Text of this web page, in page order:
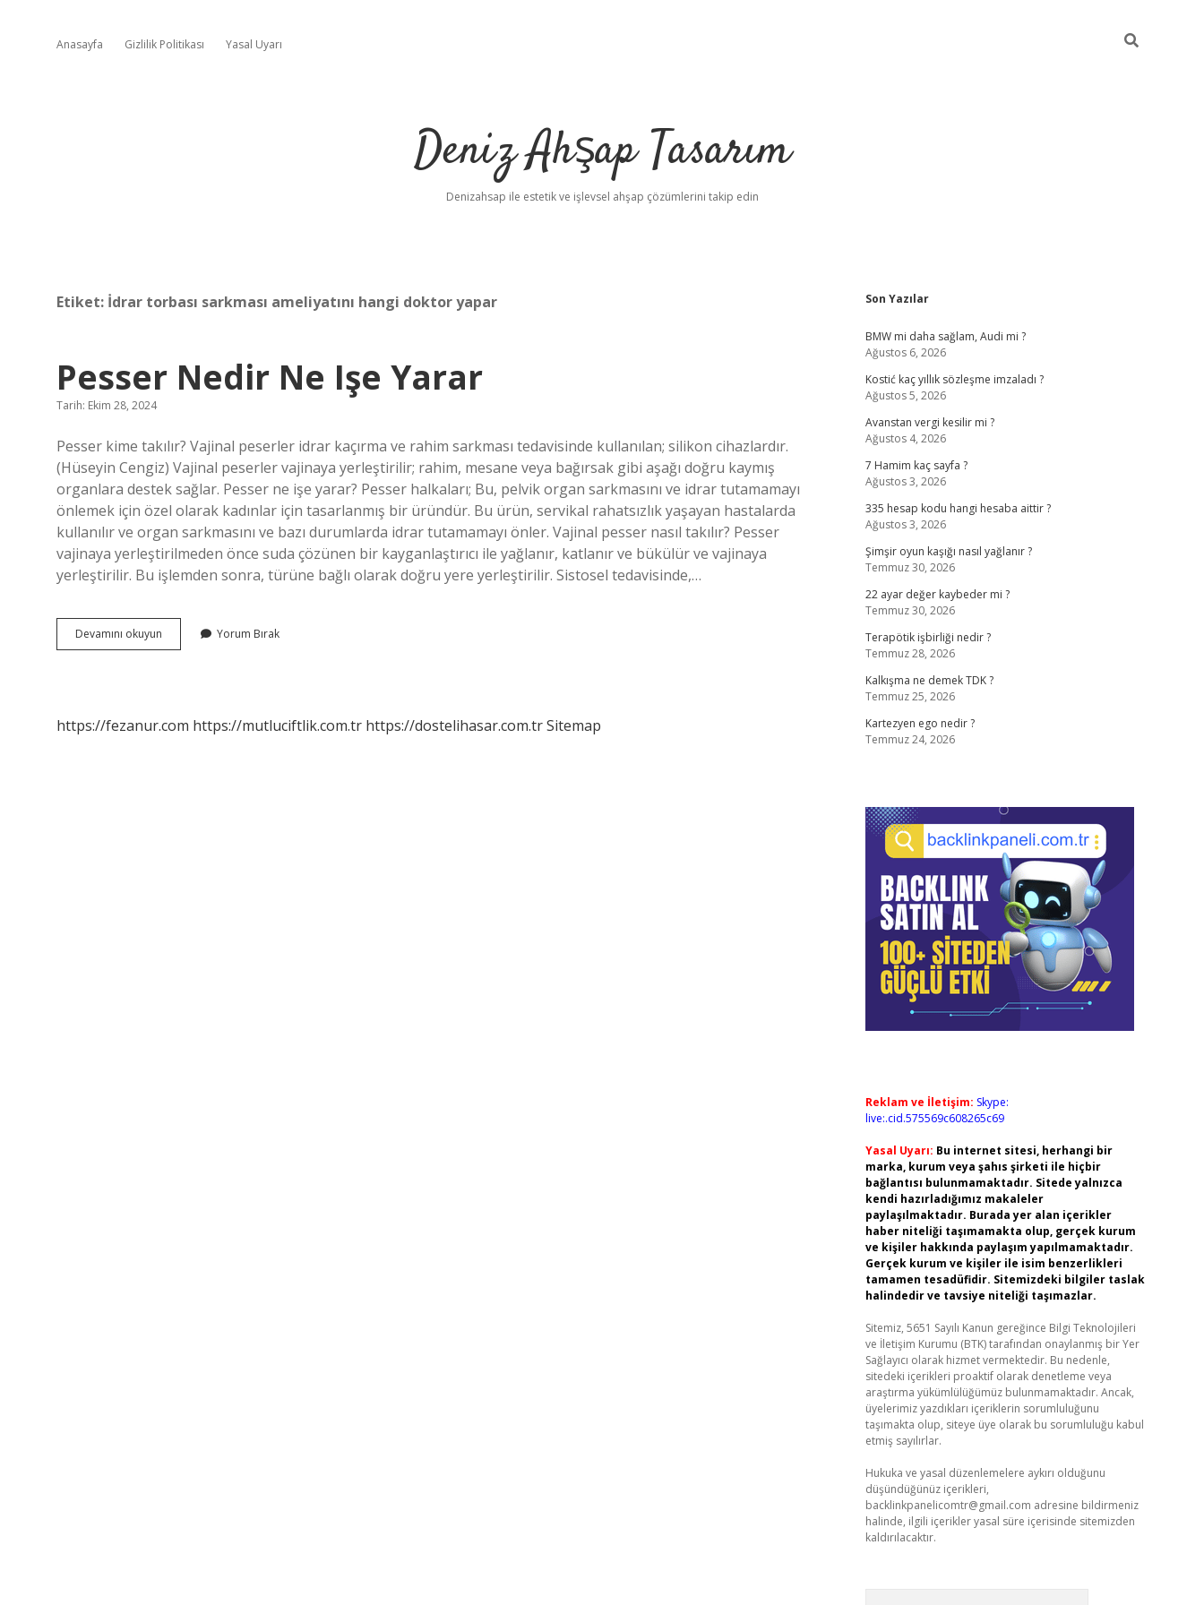
Anasayfa Gizlilik Politikası Yasal Uyarı
Deniz Ahşap Tasarım
Denizahsap ile estetik ve işlevsel ahşap çözümlerini takip edin
Etiket: İdrar torbası sarkması ameliyatını hangi doktor yapar
Pesser Nedir Ne Işe Yarar
Tarih: Ekim 28, 2024
Pesser kime takılır? Vajinal peserler idrar kaçırma ve rahim sarkması tedavisinde kullanılan; silikon cihazlardır.
(Hüseyin Cengiz) Vajinal peserler vajinaya yerleştirilir; rahim, mesane veya bağırsak gibi aşağı doğru kaymış
organlara destek sağlar. Pesser ne işe yarar? Pesser halkaları; Bu, pelvik organ sarkmasını ve idrar tutamamayı
önlemek için özel olarak kadınlar için tasarlanmış bir üründür. Bu ürün, servikal rahatsızlık yaşayan hastalarda
kullanılır ve organ sarkmasını ve bazı durumlarda idrar tutamamayı önler. Vajinal pesser nasıl takılır? Pesser
vajinaya yerleştirilmeden önce suda çözünen bir kayganlaştırıcı ile yağlanır, katlanır ve bükülür ve vajinaya
yerleştirilir. Bu işlemden sonra, türüne bağlı olarak doğru yere yerleştirilir. Sistosel tedavisinde,…
Devamını okuyun
Nedir
Yorum Bırak
https://fezanur.com https://mutluciftlik.com.tr https://dostelihasar.com.trSitemap
Sidebar
Son Yazılar
BMW mi daha sağlam, Audi mi ?
Ağustos 6, 2026
Kostić kaç yıllık sözleşme imzaladı ?
Ağustos 5, 2026
Avanstan vergi kesilir mi ?
Ağustos 4, 2026
7 Hamim kaç sayfa ?
Ağustos 3, 2026
335 hesap kodu hangi hesaba aittir ?
Ağustos 3, 2026
Şimşir oyun kaşığı nasıl yağlanır ?
Temmuz 30, 2026
22 ayar değer kaybeder mi ?
Temmuz 30, 2026
Terapötik işbirliği nedir ?
Temmuz 28, 2026
Kalkışma ne demek TDK ?
Temmuz 25, 2026
Kartezyen ego nedir ?
Temmuz 24, 2026
Reklam ve İletişim: Skype:
live:.cid.575569c608265c69
Yasal Uyarı: Bu internet sitesi, herhangi bir
marka, kurum veya şahıs şirketi ile hiçbir
bağlantısı bulunmamaktadır. Sitede yalnızca
kendi hazırladığımız makaleler
paylaşılmaktadır. Burada yer alan içerikler
haber niteliği taşımamakta olup, gerçek kurum
ve kişiler hakkında paylaşım yapılmamaktadır.
Gerçek kurum ve kişiler ile isim benzerlikleri
tamamen tesadüfidir. Sitemizdeki bilgiler taslak
halindedir ve tavsiye niteliği taşımazlar.
Sitemiz, 5651 Sayılı Kanun gereğince Bilgi Teknolojileri
ve İletişim Kurumu (BTK) tarafından onaylanmış bir Yer
Sağlayıcı olarak hizmet vermektedir. Bu nedenle,
sitedeki içerikleri proaktif olarak denetleme veya
araştırma yükümlülüğümüz bulunmamaktadır. Ancak,
üyelerimiz yazdıkları içeriklerin sorumluluğunu
taşımakta olup, siteye üye olarak bu sorumluluğu kabul
etmiş sayılırlar.
Hukuka ve yasal düzenlemelere aykırı olduğunu
düşündüğünüz içerikleri,
backlinkpanelicomtr@gmail.com adresine bildirmeniz
halinde, ilgili içerikler yasal süre içerisinde sitemizden
kaldırılacaktır.